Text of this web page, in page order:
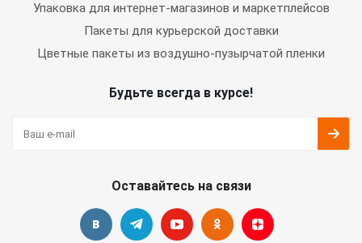
Упаковка для интернет-магазинов и маркетплейсов
Пакеты для курьерской доставки
Цветные пакеты из воздушно-пузырчатой пленки
Будьте всегда в курсе!
Оставайтесь на связи